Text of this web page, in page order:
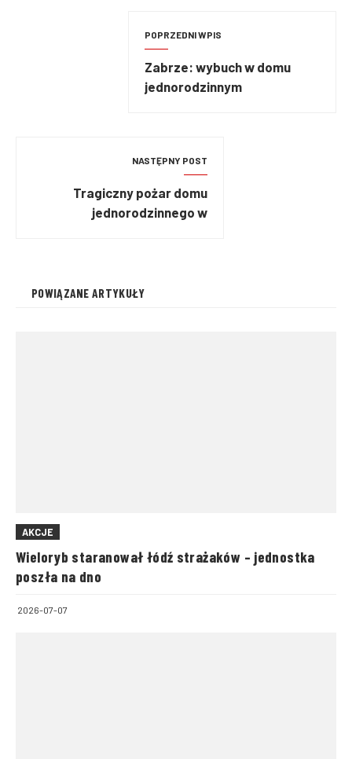
POPRZEDNI WPIS
Zabrze: wybuch w domu
jednorodzinnym
NASTĘPNY POST
Tragiczny pożar domu
jednorodzinnego w
POWIĄZANE ARTYKUŁY
AKCJE
Wieloryb staranował łódź strażaków – jednostka
poszła na dno
2026-07-07